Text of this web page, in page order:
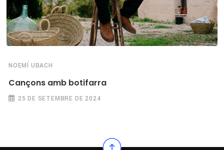
NOEMÍ UBACH
Cançons amb botifarra
25 DE SETEMBRE DE 2024